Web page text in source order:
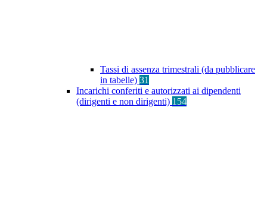
Tassi di assenza trimestrali (da pubblicare
in tabelle) 31
Incarichi conferiti e autorizzati ai dipendenti
(dirigenti e non dirigenti) 154